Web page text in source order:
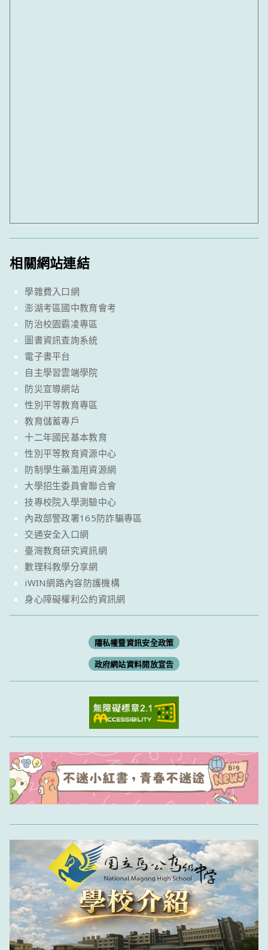
相關網站連結
學雜費入口網
澎湖考區國中教育會考
防治校園霸凌專區
圖書資訊查詢系統
電子書平台
自主學習雲端學院
防災宣導網站
性別平等教育專區
教育儲蓄專戶
十二年國民基本教育
性別平等教育資源中心
防制學生藥濫用資源網
大學招生委員會聯合會
技專校院入學測驗中心
內政部警政署165防詐騙專區
交通安全入口網
臺灣教育研究資訊網
數理科教學分享網
iWIN網路內容防護機構
身心障礙權利公約資訊網
隱私權暨資訊安全政策
政府網站資料開放宣告